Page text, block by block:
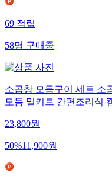
69적립
58명구매중
소곱창 모듬구이 세트 소
모듬 밀키트 간편조리식
23,800원
50%11,900원